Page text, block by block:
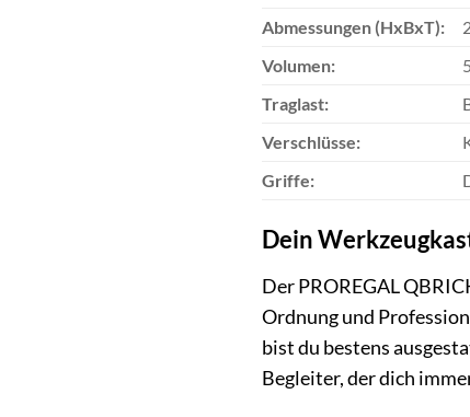
Abmessungen (HxBxT):
Volumen:
Traglast:
Verschlüsse:
Griffe:
Dein
Der PROREGAL
Ordnung und
bist du bestens
Begleiter, der dich